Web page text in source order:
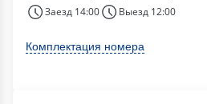
Заезд 14:00
Выезд 12:00
Комплектация номера